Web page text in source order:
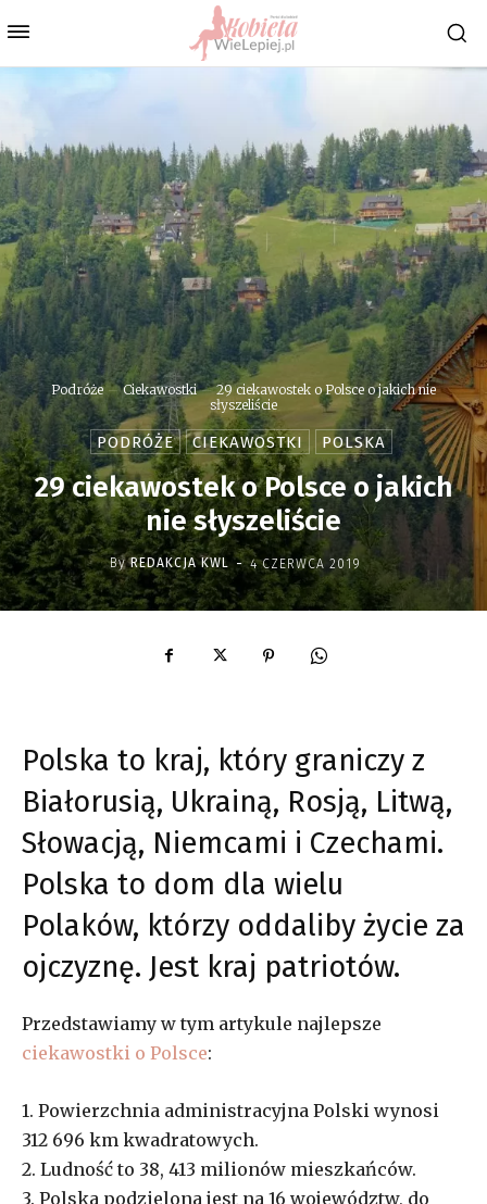
Podróże Ciekawostki
29 ciekawostek o Polsce o jakich nie
słyszeliście
PODRÓŻE CIEKAWOSTKI POLSKA
29 ciekawostek o Polsce o jakich
nie słyszeliście
By REDAKCJA KWL - 4 CZERWCA 2019
Polska to kraj, który graniczy z
Białorusią, Ukrainą, Rosją, Litwą,
Słowacją, Niemcami i Czechami.
Polska to dom dla wielu
Polaków, którzy oddaliby życie za
ojczyznę. Jest kraj patriotów.
Przedstawiamy w tym artykule najlepsze
ciekawostki o Polsce:
1. Powierzchnia administracyjna Polski wynosi
312 696 km kwadratowych.
2. Ludność to 38, 413 milionów mieszkańców.
3. Polska podzielona jest na 16 województw, do